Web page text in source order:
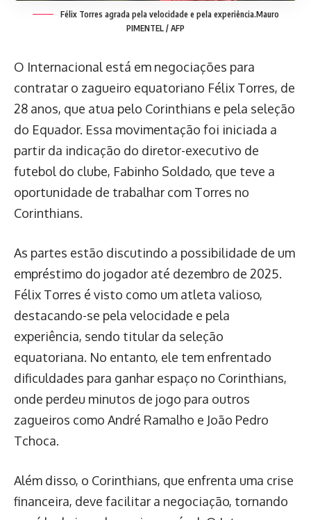
Félix Torres agrada pela velocidade e pela experiência.Mauro
PIMENTEL / AFP
O Internacional está em negociações para
contratar o zagueiro equatoriano Félix Torres, de
28 anos, que atua pelo Corinthians e pela seleção
do Equador. Essa movimentação foi iniciada a
partir da indicação do diretor-executivo de
futebol do clube, Fabinho Soldado, que teve a
oportunidade de trabalhar com Torres no
Corinthians.
As partes estão discutindo a possibilidade de um
empréstimo do jogador até dezembro de 2025.
Félix Torres é visto como um atleta valioso,
destacando-se pela velocidade e pela
experiência, sendo titular da seleção
equatoriana. No entanto, ele tem enfrentado
dificuldades para ganhar espaço no Corinthians,
onde perdeu minutos de jogo para outros
zagueiros como André Ramalho e João Pedro
Tchoca.
Além disso, o Corinthians, que enfrenta uma crise
financeira, deve facilitar a negociação, tornando